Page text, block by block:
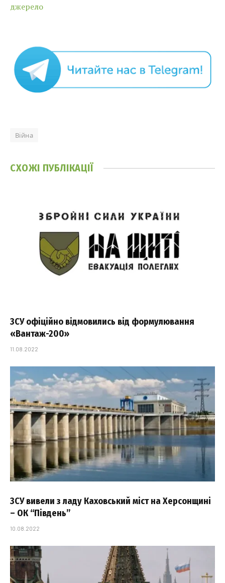
джерело
Війна
СХОЖІ ПУБЛІКАЦІЇ
ЗСУ офіційно відмовились від формулювання
«Вантаж-200»
11.08.2022
ЗСУ вивели з ладу Каховський міст на Херсонщині
– ОК “Південь”
10.08.2022